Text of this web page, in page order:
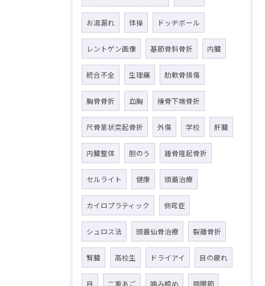
お湯漏れ 体操 ドッヂボール
レントゲン画像 基節骨斜骨折 内臓
統合不全 生理痛 肋軟骨損傷
胸骨骨折 血胸 橈骨下端骨折
尺骨茎状突起骨折 外傷 学校 肝臓
内臓整体 胆のう 踵骨隆起骨折
セルライト 健康 頭蓋治療
カイロプラティック 側弯症
シュロス法 頭蓋仙骨治療 裂離骨折
腎臓 高校生 ドライアイ 目の疲れ
目 二重あご 噛み締め 顎関節